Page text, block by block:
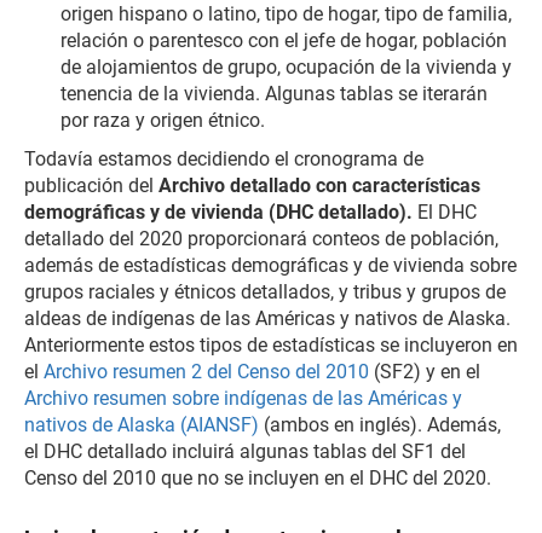
origen hispano o latino, tipo de hogar, tipo de familia,
relación o parentesco con el jefe de hogar, población
de alojamientos de grupo, ocupación de la vivienda y
tenencia de la vivienda. Algunas tablas se iterarán
por raza y origen étnico.
Todavía estamos decidiendo el cronograma de
publicación del Archivo detallado con características
demográficas y de vivienda (DHC detallado). El DHC
detallado del 2020 proporcionará conteos de población,
además de estadísticas demográficas y de vivienda sobre
grupos raciales y étnicos detallados, y tribus y grupos de
aldeas de indígenas de las Américas y nativos de Alaska.
Anteriormente estos tipos de estadísticas se incluyeron en
el Archivo resumen 2 del Censo del 2010 (SF2) y en el
Archivo resumen sobre indígenas de las Américas y
nativos de Alaska (AIANSF) (ambos en inglés). Además,
el DHC detallado incluirá algunas tablas del SF1 del
Censo del 2010 que no se incluyen en el DHC del 2020.